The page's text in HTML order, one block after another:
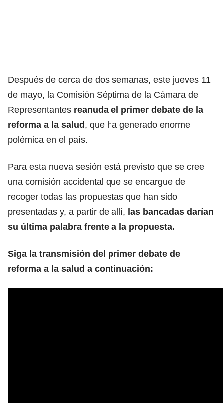
Después de cerca de dos semanas, este jueves 11
de mayo, la Comisión Séptima de la Cámara de
Representantes reanuda el primer debate de la
reforma a la salud, que ha generado enorme
polémica en el país.
Para esta nueva sesión está previsto que se cree
una comisión accidental que se encargue de
recoger todas las propuestas que han sido
presentadas y, a partir de allí, las bancadas darían
su última palabra frente a la propuesta.
Siga la transmisión del primer debate de
reforma a la salud a continuación: